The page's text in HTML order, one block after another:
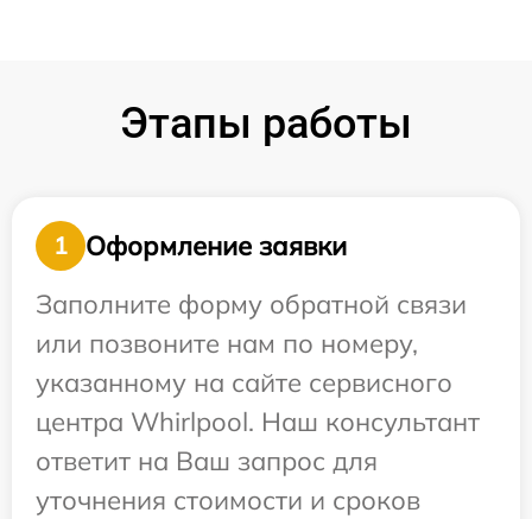
Этапы работы
1
Оформление заявки
Заполните форму обратной связи
или позвоните нам по номеру,
указанному на сайте сервисного
центра Whirlpool. Наш консультант
ответит на Ваш запрос для
уточнения стоимости и сроков